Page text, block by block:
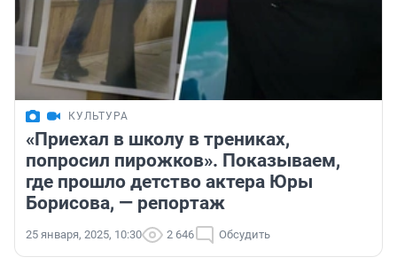
КУЛЬТУРА
«Приехал в школу в трениках,
попросил пирожков». Показываем,
где прошло детство актера Юры
Борисова, — репортаж
25 января, 2025, 10:30 2 646 Обсудить